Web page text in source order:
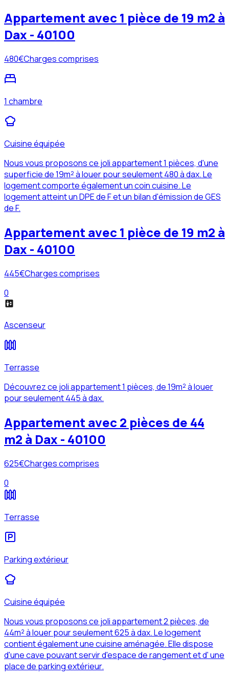
Appartement avec 1 pièce de 19 m2 à
Dax - 40100
480€Charges comprises
1 chambre
Cuisine équipée
Nous vous proposons ce joli appartement 1 pièces, d'une
superficie de 19m² à louer pour seulement 480 à dax. Le
logement comporte également un coin cuisine. Le
logement atteint un DPE de F et un bilan d'émission de GES
de F.
Appartement avec 1 pièce de 19 m2 à
Dax - 40100
445€Charges comprises
0
Ascenseur
Terrasse
Découvrez ce joli appartement 1 pièces, de 19m² à louer
pour seulement 445 à dax.
Appartement avec 2 pièces de 44
m2 à Dax - 40100
625€Charges comprises
0
Terrasse
Parking extérieur
Cuisine équipée
Nous vous proposons ce joli appartement 2 pièces, de
44m² à louer pour seulement 625 à dax. Le logement
contient également une cuisine aménagée. Elle dispose
d'une cave pouvant servir d'espace de rangement et d' une
place de parking extérieur.